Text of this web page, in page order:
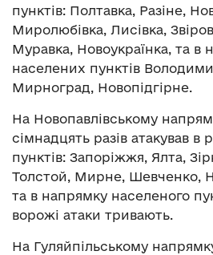
пунктів: Полтавка, Разіне,
Миролюбівка, Лисівка,
Муравка, Новоукраїнка, та в
населених пунктів
Мирноград, Новопідгірне.
На Новопавлівському
сімнадцять разів атакував в
пунктів: Запоріжжя, Ялта,
Толстой, Мирне, Шевченко,
та в напрямку населеного
ворожі атаки тривають.
На Гуляйпільському